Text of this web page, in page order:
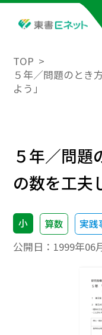
TOP
５年／問題のとき
よう」
５年／問題
の数を工夫
小 算数 実践
公開日： 1999年06